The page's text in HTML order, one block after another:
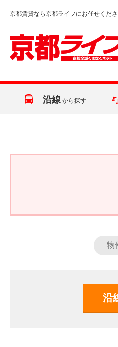
京都賃貸なら京都ライフにお任せくだ
沿線 から探す
沿